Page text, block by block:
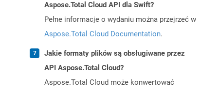
Aspose.Total Cloud API dla Swift?
Pełne informacje o wydaniu można przejrzeć w
Aspose.Total Cloud Documentation.
Jakie formaty plików są obsługiwane przez
API Aspose.Total Cloud?
Aspose.Total Cloud może konwertować